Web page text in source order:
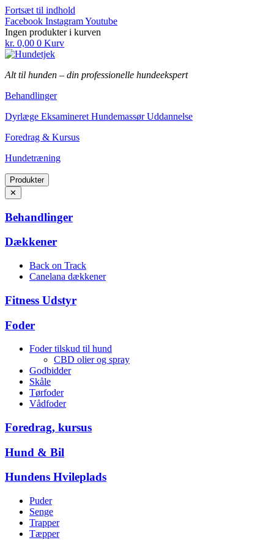
Fortsæt til indhold
Facebook InstagramYoutube
Ingen produkter i kurven
kr. 0,00 0 Kurv
Alt til hunden – din professionelle hundeekspert
Behandlinger
Dyrlæge Eksamineret Hundemassør Uddannelse
Foredrag & Kursus
Hundetræning
Produkter
✕
Behandlinger
Dækkener
Back on Track
Canelana dækkener
Fitness Udstyr
Foder
Foder tilskud til hund
CBD olier og spray
Godbidder
Skåle
Tørfoder
Vådfoder
Foredrag, kursus
Hund & Bil
Hundens Hvileplads
Puder
Senge
Trapper
Tæpper